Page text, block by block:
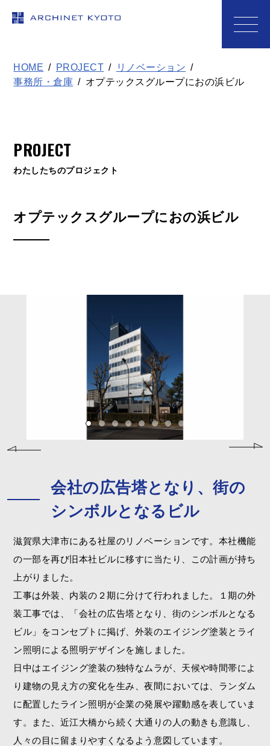
アーキネット京都1級建築士事務
HOME PROJECT
リノベーション
事務所・倉庫
オプテックスグループにおの浜ビル
PROJECT
わたしたちのプロジェクト
オプテックスグループにおの浜ビル
会社の広告塔となり、街の
シンボルとなるビル
滋賀県大津市にある社屋のリノベーションです。本社機能
の一部を再び旧本社ビルに移すに当たり、この計画が持ち
上がりました。
工事は外装、内装の２期に分けて行われました。１期の外
装工事では、「会社の広告塔となり、街のシンボルとなる
ビル」をコンセプトに掲げ、外装のエイジング塗装とライ
ン照明による照明デザインを施しました。
日中はエイジング塗装の独特なムラが、天候や時間帯によ
り建物の見え方の変化を生み、夜間においては、ランダム
に配置したライン照明が企業の発展や躍動感を表していま
す。また、近江大橋から続く大通りの人の動きも意識し、
人々の目に留まりやすくなるよう意図しています。